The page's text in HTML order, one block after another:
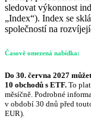
sledovat výkonnost
„Index“). Index se
společností na
Časově omezená nabídka:
Do 30. června 2027
10 obchodů s ETF. To
měsíčně. Podrobné
v období 30 dnů před
EUR).